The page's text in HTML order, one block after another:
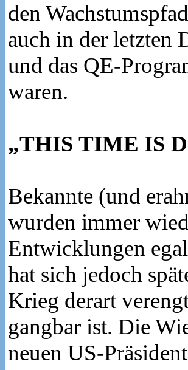
den
auch in der letzten
und das QE-
waren.
„THIS TIME IS
Bekannte (und
wurden immer
Entwicklungen
hat sich jedoch
Krieg derart
gangbar ist. Die
neuen US-